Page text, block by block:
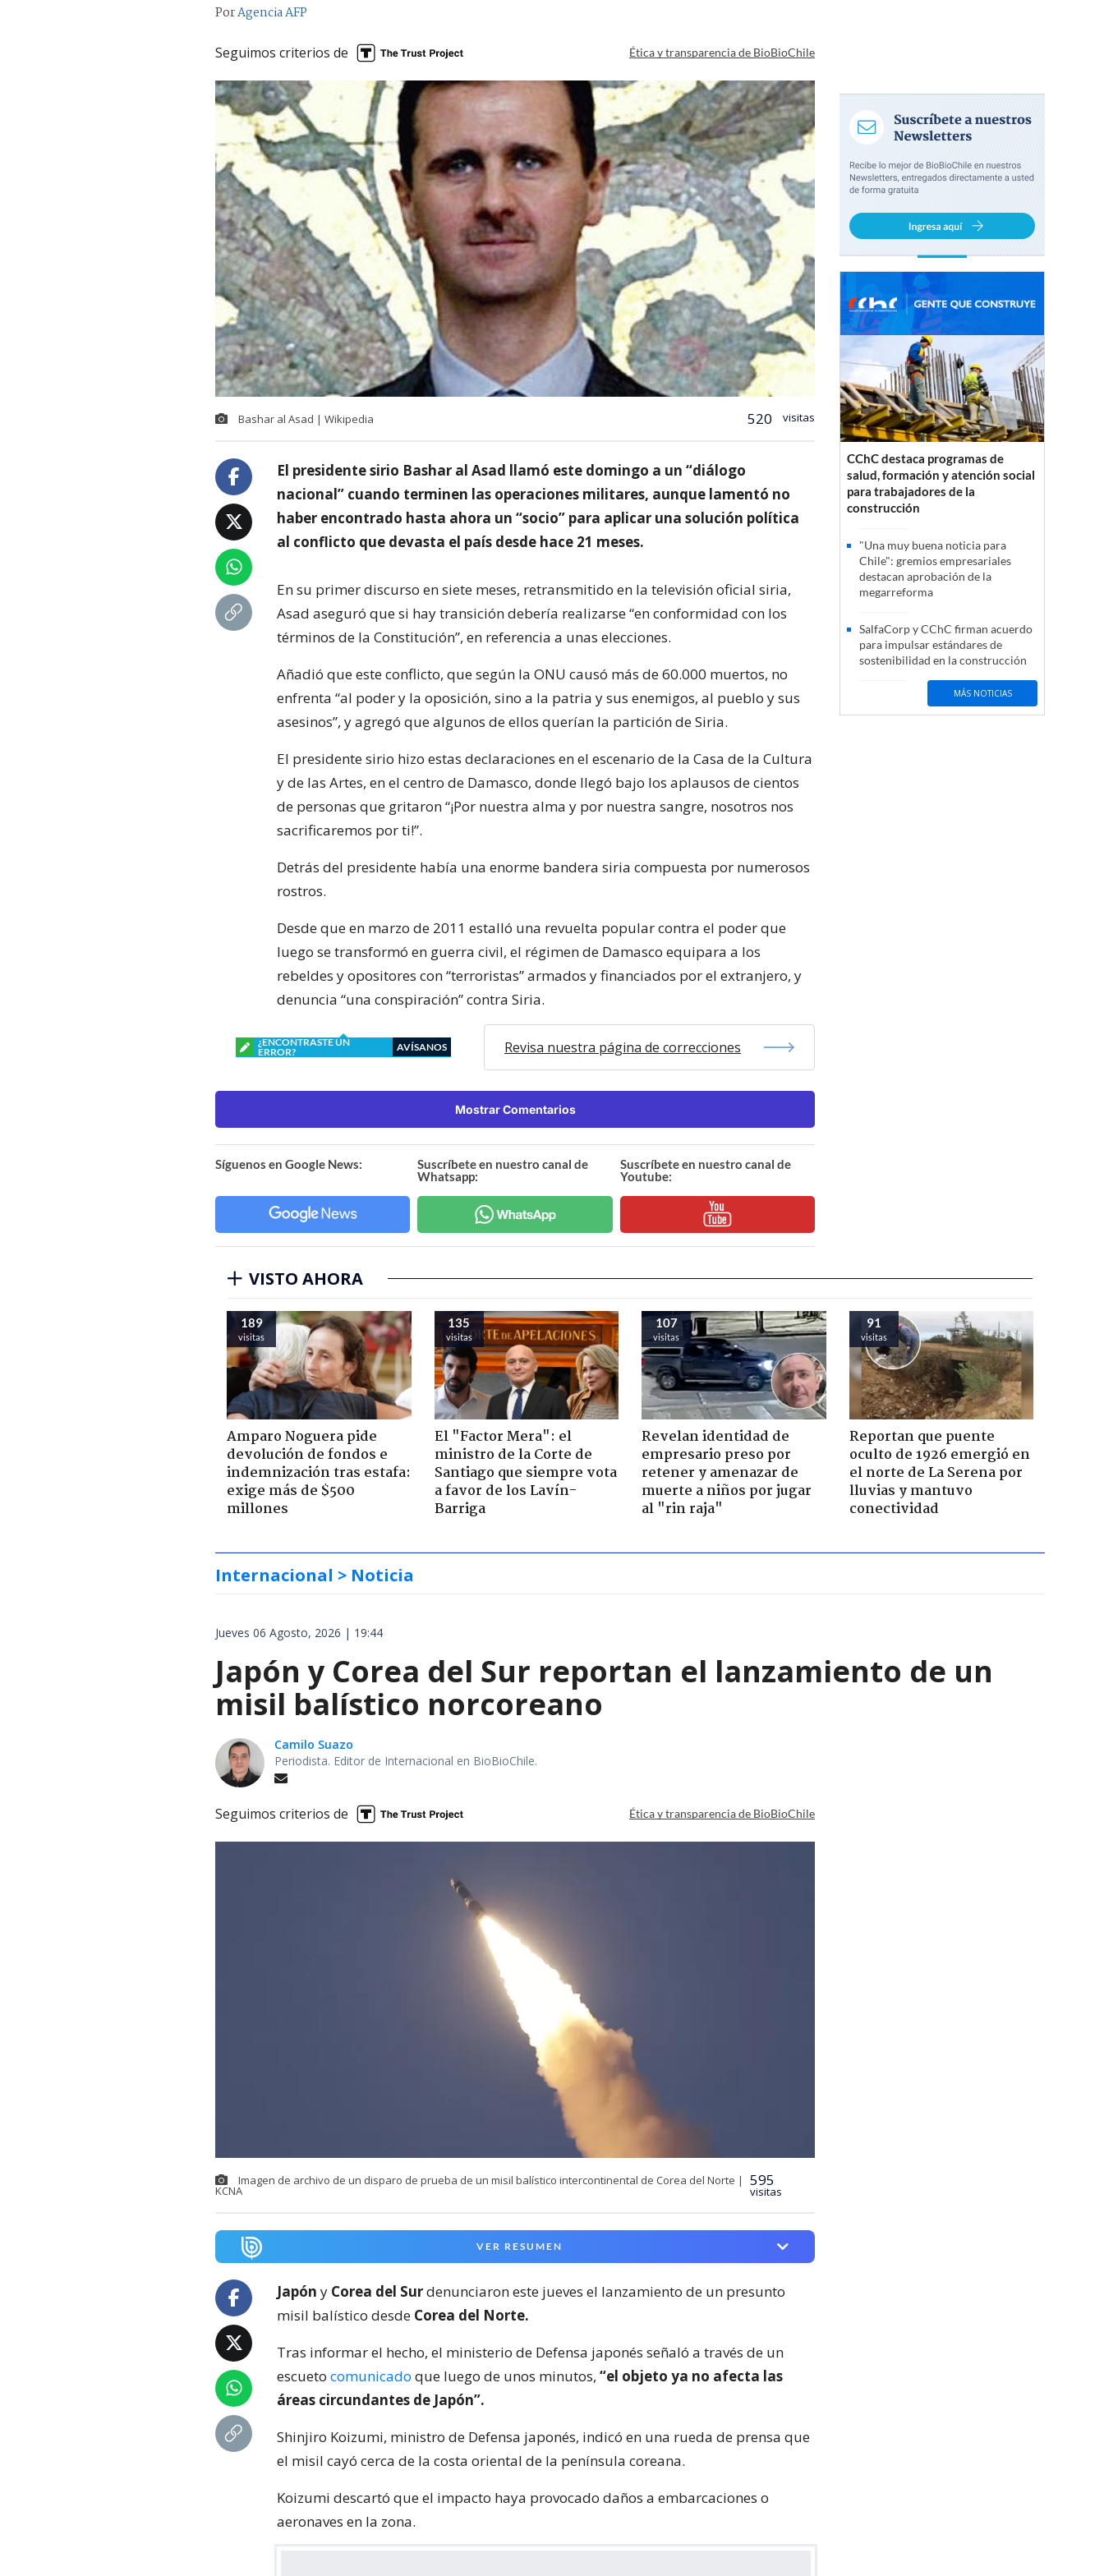
PorAgencia AFP
Seguimos criterios de Ética y transparencia de BioBioChile
Bashar al Asad | Wikipedia 520 visitas
El presidente sirio Bashar al Asad llamó este domingo a un “diálogo
nacional” cuando terminen las operaciones militares, aunque lamentó no
haber encontrado hasta ahora un “socio” para aplicar una solución política
al conflicto que devasta el país desde hace 21 meses.
En su primer discurso en siete meses, retransmitido en la televisión oficial siria,
Asad aseguró que si hay transición debería realizarse “en conformidad con los
términos de la Constitución”, en referencia a unas elecciones.
Añadió que este conflicto, que según la ONU causó más de 60.000 muertos, no
enfrenta “al poder y la oposición, sino a la patria y sus enemigos, al pueblo y sus
asesinos”, y agregó que algunos de ellos querían la partición de Siria.
El presidente sirio hizo estas declaraciones en el escenario de la Casa de la Cultura
y de las Artes, en el centro de Damasco, donde llegó bajo los aplausos de cientos
de personas que gritaron “¡Por nuestra alma y por nuestra sangre, nosotros nos
sacrificaremos por ti!”.
Detrás del presidente había una enorme bandera siria compuesta por numerosos
rostros.
Desde que en marzo de 2011 estalló una revuelta popular contra el poder que
luego se transformó en guerra civil, el régimen de Damasco equipara a los
rebeldes y opositores con “terroristas” armados y financiados por el extranjero, y
denuncia “una conspiración” contra Siria.
¿ENCONTRASTE UN
ERROR?
AVÍSANOS Revisa nuestra página de correcciones
Mostrar Comentarios
Síguenos en Google News:
Suscríbete en nuestro canal de
Whatsapp:
Suscríbete en nuestro canal de
Youtube:
CChC destaca programas de
salud, formación y atención social
para trabajadores de la
construcción
"Una muy buena noticia para
Chile": gremios empresariales
destacan aprobación de la
megarreforma
SalfaCorp y CChC firman acuerdo
para impulsar estándares de
sostenibilidad en la construcción
MÁS NOTICIAS
VISTO AHORA
189
visitas
Amparo Noguera pide
devolución de fondos e
indemnización tras estafa:
exige más de $500
millones
135
visitas
El "Factor Mera": el
ministro de la Corte de
Santiago que siempre vota
a favor de los Lavín-
Barriga
107
visitas
Revelan identidad de
empresario preso por
retener y amenazar de
muerte a niños por jugar
al "rin raja"
91
visitas
Reportan que puente
oculto de 1926 emergió en
el norte de La Serena por
lluvias y mantuvo
conectividad
Internacional > Noticia
Jueves 06 Agosto, 2026 | 19:44
Japón y Corea del Sur reportan el lanzamiento de un
misil balístico norcoreano
Camilo Suazo
Periodista. Editor de Internacional en BioBioChile.
Seguimos criterios de Ética y transparencia de BioBioChile
Imagen de archivo de un disparo de prueba de un misil balístico intercontinental de Corea del Norte |
KCNA
595
visitas
VER RESUMEN
Japón y Corea del Surdenunciaron este jueves el lanzamiento de un presunto
misil balístico desde Corea del Norte.
Tras informar el hecho, el ministerio de Defensa japonés señaló a través de un
escueto comunicado que luego de unos minutos, “el objeto ya no afecta las
áreas circundantes de Japón”.
Shinjiro Koizumi, ministro de Defensa japonés, indicó en una rueda de prensa que
el misil cayó cerca de la costa oriental de la península coreana.
Koizumi descartó que el impacto haya provocado daños a embarcaciones o
aeronaves en la zona.